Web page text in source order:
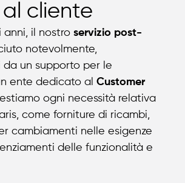
al cliente
anni, il nostro servizio post-
notevolmente,
da un supporto per le
ente dedicato al Customer
ogni necessità relativa
come forniture di ricambi,
cambiamenti nelle esigenze
delle funzionalità e